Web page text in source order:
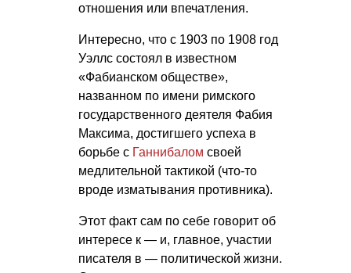
отношения или впечатления.
Интересно, что с 1903 по 1908 год
Уэллс состоял в известном
«Фабианском обществе»,
названном по имени римского
государственного деятеля Фабия
Максима, достигшего успеха в
борьбе с Ганнибалом своей
медлительной тактикой (что-то
вроде изматывания противника).
Этот факт сам по себе говорит об
интересе к — и, главное, участии
писателя в — политической жизни.